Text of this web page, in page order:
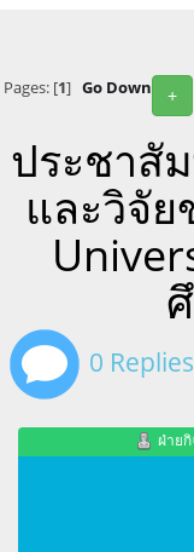
+
Pages: [1] Go Down
ประชาสั
และวิจัย
0 Replies
ฝ่าย